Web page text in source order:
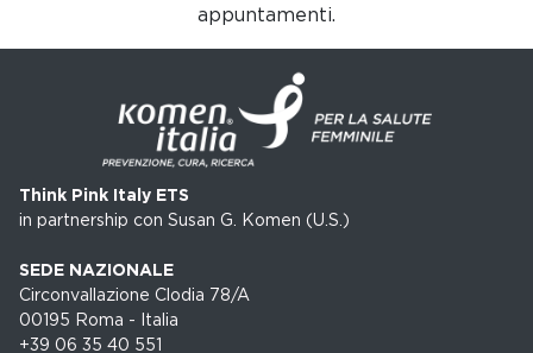
appuntamenti.
Think Pink Italy ETS
in partnership con Susan G. Komen (U.S.)
SEDE NAZIONALE
Circonvallazione Clodia 78/A
00195 Roma - Italia
+39 06 35 40 551